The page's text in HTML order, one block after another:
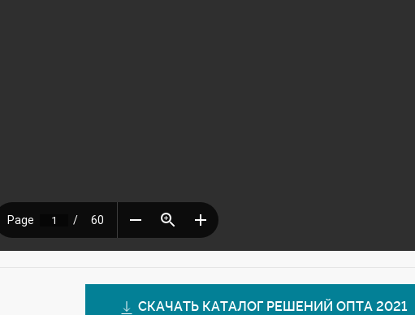
СКАЧАТЬ КАТАЛОГ РЕШЕНИЙ ОПТА 2021